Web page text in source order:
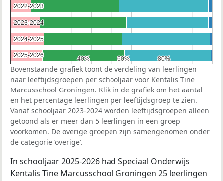
40%
40% 60%
60% 80%
80%
2022-2023
2022-2023
2023-2024
2023-2024
2024-2025
2024-2025
2025-2026
2025-2026
Bovenstaande grafiek toont de verdeling van leerlingen
naar leeftijdsgroepen per schooljaar voor Kentalis Tine
Marcusschool Groningen. Klik in de grafiek om het aantal
en het percentage leerlingen per leeftijdsgroep te zien.
Vanaf schooljaar 2023-2024 worden leeftijdsgroepen alleen
getoond als er meer dan 5 leerlingen in een groep
voorkomen. De overige groepen zijn samengenomen onder
de categorie ‘overige’.
In schooljaar 2025-2026 had Speciaal Onderwijs
Kentalis Tine Marcusschool Groningen 25 leerlingen